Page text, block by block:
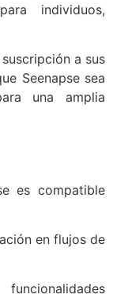
individuos,
a sus
Seenapse sea
una amplia
es compatible
en flujos de